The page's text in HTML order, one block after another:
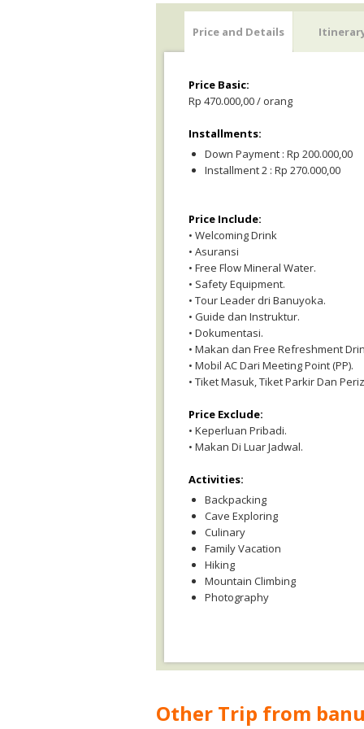
Price and Details
Price Basic:
Rp 470.000,00 / orang
Installments:
Down Payment : Rp 200.000,00
Installment 2 : Rp 270.000,00
Price Include:
• Welcoming Drink
• Asuransi
• Free Flow Mineral Water.
• Safety Equipment.
• Tour Leader dri Banuyoka.
• Guide dan Instruktur.
• Dokumentasi.
• Makan dan Free Refreshment
• Mobil AC Dari Meeting Point (PP).
• Tiket Masuk, Tiket Parkir Dan
Price Exclude:
• Keperluan Pribadi.
• Makan Di Luar Jadwal.
Activities:
Backpacking
Cave Exploring
Culinary
Family Vacation
Hiking
Mountain Climbing
Photography
Other Trip from